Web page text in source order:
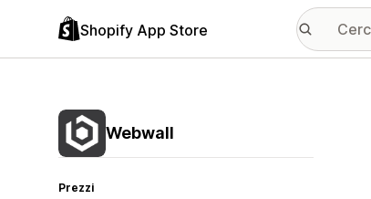
Shopify App Store
Webwall
Prezzi